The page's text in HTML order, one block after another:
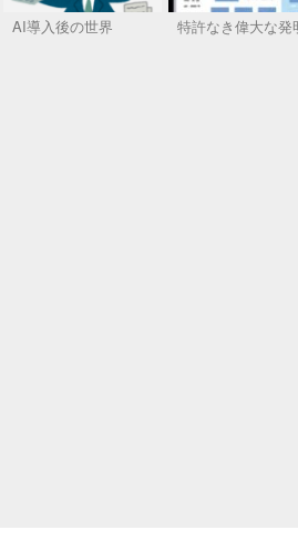
AI導入後の世界 特許なき偉大な発